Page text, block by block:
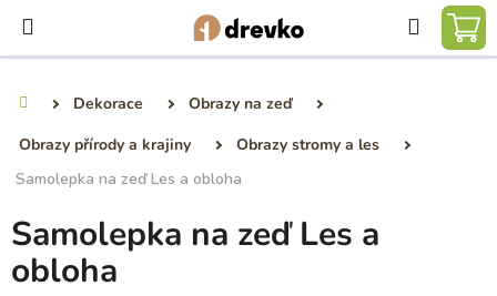
obsah
Hledat
Dekorace
Obrazy na zeď
Obrazy přírody a krajiny
Obrazy stromy a les
Samolepka na zeď Les a obloha
Samolepka na zeď Les a
obloha